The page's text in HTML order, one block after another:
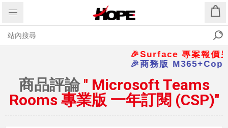
🎉Surface 專案報價
🎉商務版
商品評論
Microsoft Teams
Rooms 專業版 一年訂閱 (CSP)